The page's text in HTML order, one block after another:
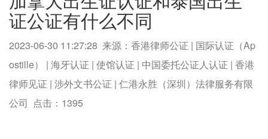
证公证有什么不同
2023-06-30 11:27:28 来源：香港律师公证 | 国际认证（Ap
ostille） | 海牙认证 | 使馆认证 | 中国委托公证人认证 | 香港
律师见证 | 涉外文书公证 | 仁港永胜（深圳）法律服务有限
公司 点击： 1395